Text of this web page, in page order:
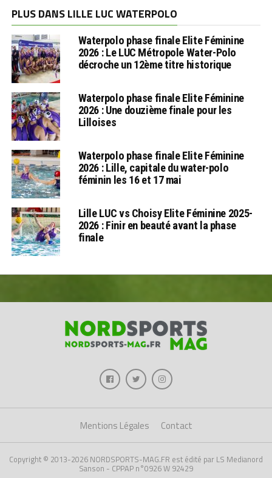
PLUS DANS LILLE LUC WATERPOLO
Waterpolo phase finale Elite Féminine
2026 : Le LUC Métropole Water-Polo
décroche un 12ème titre historique
Waterpolo phase finale Elite Féminine
2026 : Une douzième finale pour les
Lilloises
Waterpolo phase finale Elite Féminine
2026 : Lille, capitale du water-polo
féminin les 16 et 17 mai
Lille LUC vs Choisy Elite Féminine 2025-
2026 : Finir en beauté avant la phase
finale
Mentions Légales Contact
Copyright © 2013-2026 NORDSPORTS-MAG.FR est édité par LS Medianord
Sanson - CPPAP n°0926 W 92429